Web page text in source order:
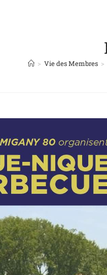
> Vie des Membres >